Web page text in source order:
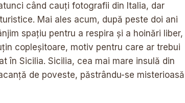
când cauți fotografii din Italia, dar
Mai ales acum, după peste doi ani
spațiu pentru a respira și a hoinări liber,
copleșitoare, motiv pentru care ar trebui
în Sicilia. Sicilia, cea mai mare insulă din
de poveste, păstrându-se misterioasă